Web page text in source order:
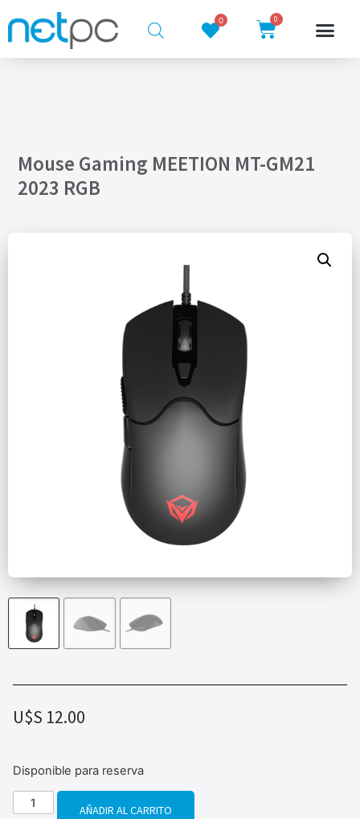
0 0
Mouse Gaming MEETION MT-GM21
2023 RGB
U$S 12.00
Disponible para reserva
AÑADIR AL CARRITO